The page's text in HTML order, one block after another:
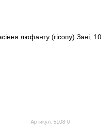
Артикул: 5108-0